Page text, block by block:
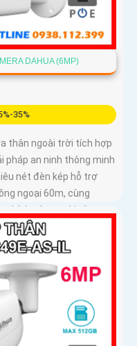
DAHUA (6MP)
35%
thân ngoài trời tích hợp
pháp an ninh thông minh
nét đèn kép hỗ trợ
ngoại 60m, cùng
chính xác người và xe,
24/7 hỗ trợ POE, khe
nước IP67